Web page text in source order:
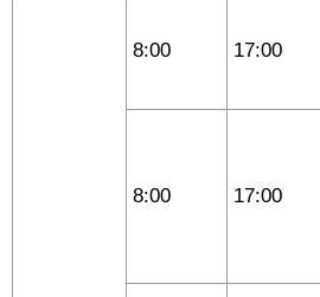
8:00 17:00
8:00 17:00